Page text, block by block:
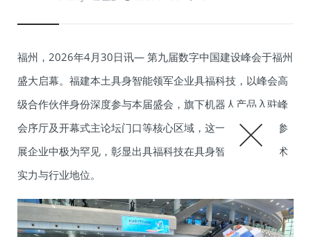
福州，2026年4月30日讯— 第九届数字中国建设峰会于福州
盛大启幕。福建本土具身智能领军企业具福科技，以峰会高
级合作伙伴身份深度参与本届盛会，旗下机器人产品入驻峰
会序厅及开幕式主论坛门口等核心区域，这一规格在众多参
展企业中极为罕见，彰显出具福科技在具身智能领域的技术
实力与行业地位。